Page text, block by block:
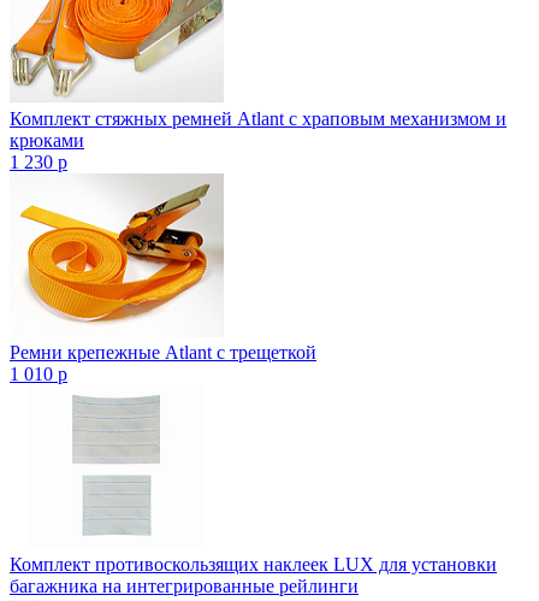
Комплект стяжных ремней Atlant с храповым механизмом и
крюками
1 230 p
Ремни крепежные Atlant с трещеткой
1 010 p
Комплект противоскользящих наклеек LUX для установки
багажника на интегрированные рейлинги